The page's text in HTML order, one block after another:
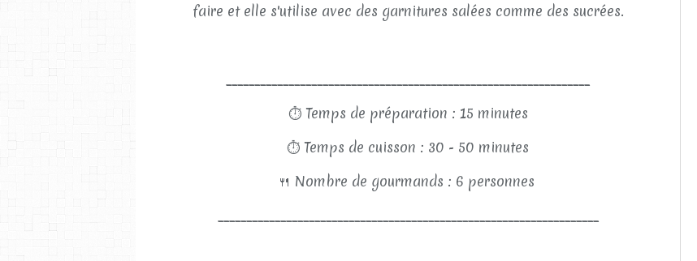
faire et elle s'utilise avec des garnitures salées comme des sucrées.
⏱ Temps de préparation : 15 minutes
⏱ Temps de cuisson : 30 - 50 minutes
🍴 Nombre de gourmands : 6 personnes